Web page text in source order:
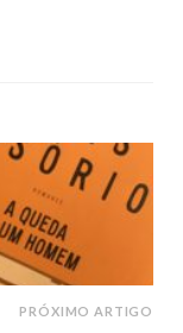
PRÓXIMO ARTIGO